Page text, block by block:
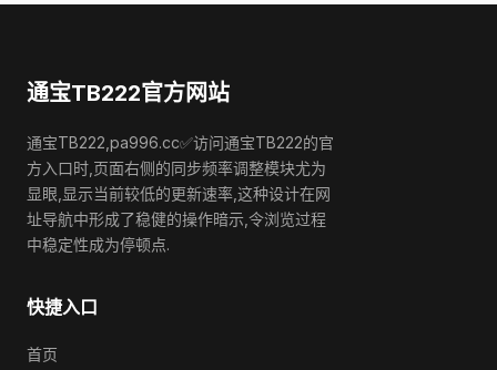
通宝TB222官方网站
通宝TB222,pa996.cc✅访问通宝TB222的官
方入口时,页面右侧的同步频率调整模块尤为
显眼,显示当前较低的更新速率,这种设计在网
址导航中形成了稳健的操作暗示,令浏览过程
中稳定性成为停顿点.
快捷入口
首页